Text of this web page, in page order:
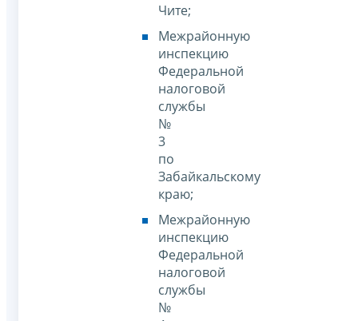
Чите;
Межрайонную
инспекцию
Федеральной
налоговой
службы
№
3
по
Забайкальскому
краю;
Межрайонную
инспекцию
Федеральной
налоговой
службы
№